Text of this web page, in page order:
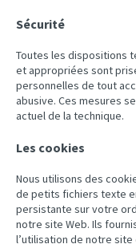
Sécurité
Toutes les dispositions
et appropriées sont
personnelles de tout
abusive. Ces mesures
actuel de la technique.
Les cookies
Nous utilisons des
de petits fichiers texte
persistante sur votre
notre site Web. Ils
l’utilisation de notre site